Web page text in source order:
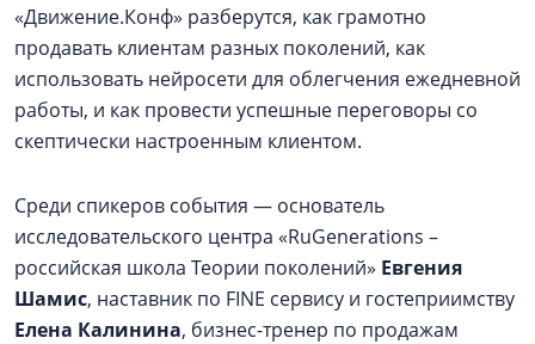
«Движение.Конф» разберутся, как грамотно
продавать клиентам разных поколений, как
использовать нейросети для облегчения ежедневной
работы, и как провести успешные переговоры со
скептически настроенным клиентом.
Среди спикеров события — основатель
исследовательского центра «RuGenerations –
российская школа Теории поколений» Евгения
Шамис, наставник по FINE сервису и гостеприимству
Елена Калинина, бизнес-тренер по продажам